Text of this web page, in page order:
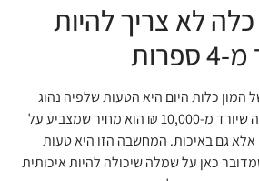
לא צריך להיות
המון כלות היום היא הטעות שלפיה נהוג
לחשוב שמחיר שמלת כלה שיורד מ-10,000 ₪ הוא מחיר שמצביע על
גם באיכות. המחשבה הזו היא טעות
כאן על שמלה שיכולה להיות איכותית